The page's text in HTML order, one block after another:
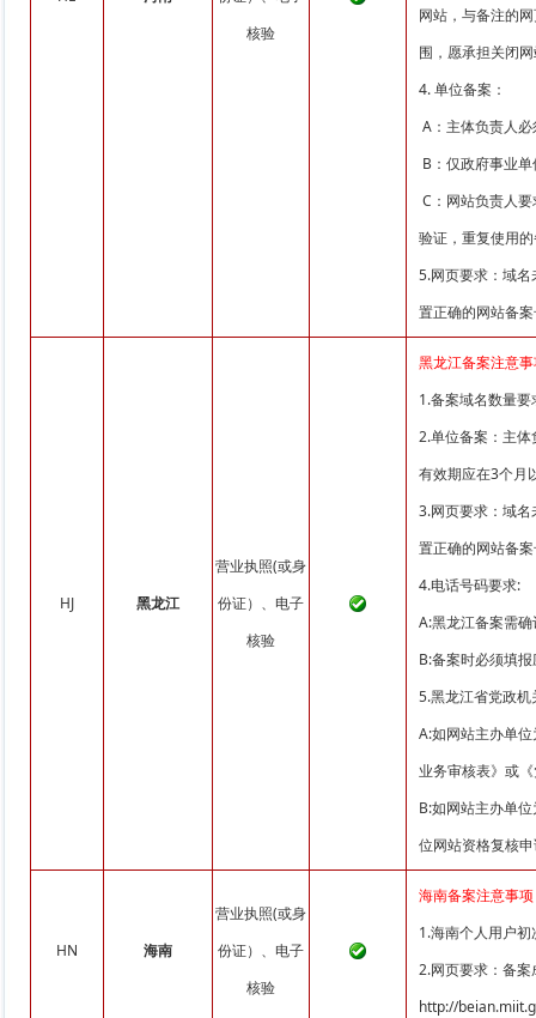
核验
网站，与备注的
围，愿承担关闭
4. 单位备案：
A：主体负责人
B：仅政府事业
C：网站负责人
验证，重复使用
5.网页要求：域
置正确的网站备
HJ 黑龙江
营业执照(或身
份证）、电子
核验
黑龙江备案注意
1.备案域名数量
2.单位备案：主
有效期应在3个月
3.网页要求：域
置正确的网站备
4.电话号码要求:
A:黑龙江备案需
B:备案时必须填
5.黑龙江省党政
A:如网站主办单
业务审核表》或
B:如网站主办单
位网站资格复核
HN 海南
营业执照(或身
份证）、电子
核验
海南备案注意事项
1.海南个人用户
2.网页要求：备
http://